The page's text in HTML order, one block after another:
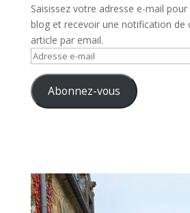
Saisissez votre adresse e-mail
blog et recevoir une notification de
article par email.
Adresse
mail Abonnez-vous